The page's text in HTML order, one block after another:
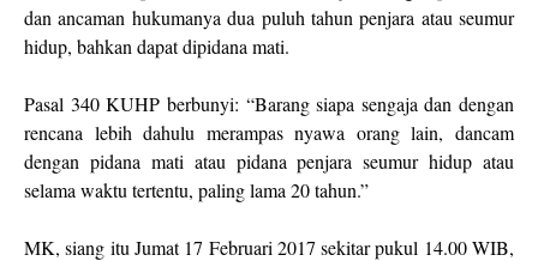
dan ancaman hukumanya dua puluh tahun penjara atau seumur
hidup, bahkan dapat dipidana mati.
Pasal 340 KUHP berbunyi: “Barang siapa sengaja dan dengan
rencana lebih dahulu merampas nyawa orang lain, dancam
dengan pidana mati atau pidana penjara seumur hidup atau
selama waktu tertentu, paling lama 20 tahun.”
MK, siang itu Jumat 17 Februari 2017 sekitar pukul 14.00 WIB,